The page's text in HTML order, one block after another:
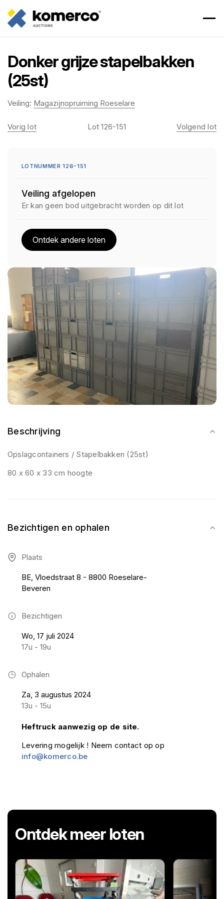
Donker grijze stapelbakken
(25st)
Veiling: Magazijnopruiming Roeselare
Beschrijving
Opslagcontainers / Stapelbakken (25st)
80 x 60 x 33 cm hoogte
Bezichtigen en ophalen
Plaats
BE, Vloedstraat 8 - 8800 Roeselare-
Beveren
Bezichtigen
Wo, 17 juli 2024
17u - 19u
Ophalen
Za, 3 augustus 2024
13u - 15u
Heftruck aanwezig op de site.
Levering mogelijk ! Neem contact op op
info@komerco.be
Vorig lot Lot 126-151 Volgend lot
LOTNUMMER 126-151
Veiling afgelopen
Er kan geen bod uitgebracht worden op dit lot
Ontdek andere loten
Ontdek meer loten